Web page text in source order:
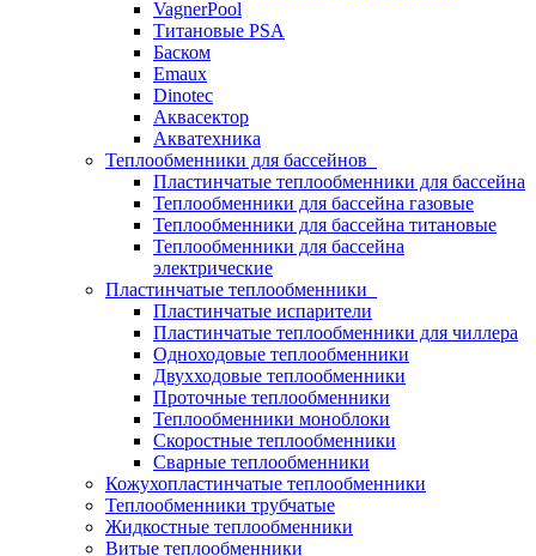
VagnerPool
Титановые PSA
Баском
Emaux
Dinotec
Аквасектор
Акватехника
Теплообменники для бассейнов
Пластинчатые теплообменники для бассейна
Теплообменники для бассейна газовые
Теплообменники для бассейна титановые
Теплообменники для бассейна
электрические
Пластинчатые теплообменники
Пластинчатые испарители
Пластинчатые теплообменники для чиллера
Одноходовые теплообменники
Двухходовые теплообменники
Проточные теплообменники
Теплообменники моноблоки
Скоростные теплообменники
Сварные теплообменники
Кожухопластинчатые теплообменники
Теплообменники трубчатые
Жидкостные теплообменники
Витые теплообменники